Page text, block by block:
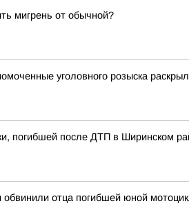
мигрень от обычной?
уголовного розыска
погибшей после ДТП в Ширинском
обвинили отца погибшей юной